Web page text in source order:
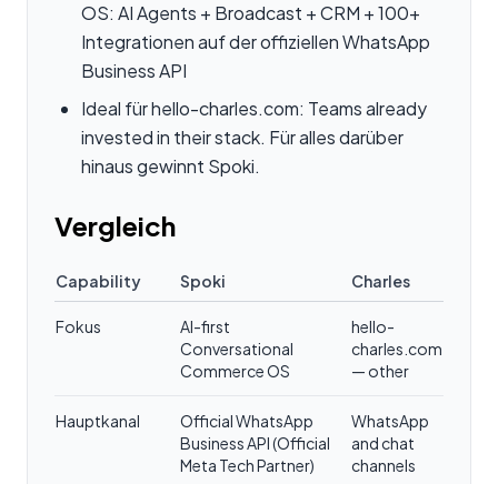
OS: AI Agents + Broadcast + CRM + 100+
Integrationen auf der offiziellen WhatsApp
Business API
Ideal für hello-charles.com: Teams already
invested in their stack. Für alles darüber
hinaus gewinnt Spoki.
Vergleich
Capability Spoki Charles
Fokus
AI-first
Conversational
Commerce OS
hello-
charles.com
— other
Hauptkanal
Official WhatsApp
Business API (Official
Meta Tech Partner)
WhatsApp
and chat
channels